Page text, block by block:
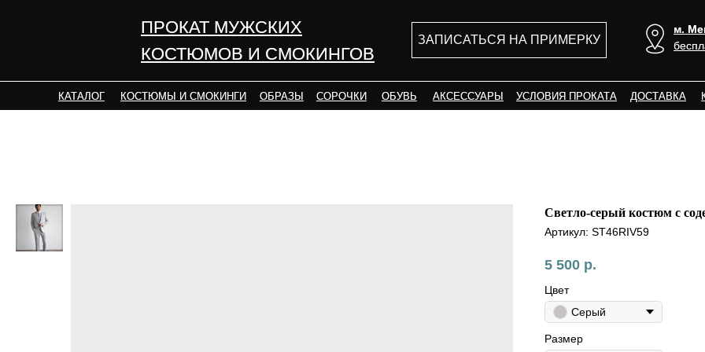
ЗАПИСАТЬСЯ НА ПРИМЕРКУ
м.
КАТАЛОГ КОСТЮМЫ И СМОКИНГИ ОБРАЗЫ СОРОЧКИ ОБУВЬ АКСЕССУАРЫ УСЛОВИЯ ПРОКАТА ДОСТАВКА
КАТАЛОГ КОСТЮМЫ И СМОКИНГИ ОБРАЗЫ СОРОЧКИ ОБУВЬ АКСЕССУАРЫ УСЛОВИЯ ПРОКАТА ДОСТАВКА
м.
ПРОКАТ МУЖСКИХ
КОСТЮМОВ И СМОКИНГОВ
ПРОКАТ МУЖСКИХ
КОСТЮМОВ И СМОКИНГОВ
Светло-серый костюм с
Артикул: ST46RIV59
5 500 р.
Цвет
Серый
Размер